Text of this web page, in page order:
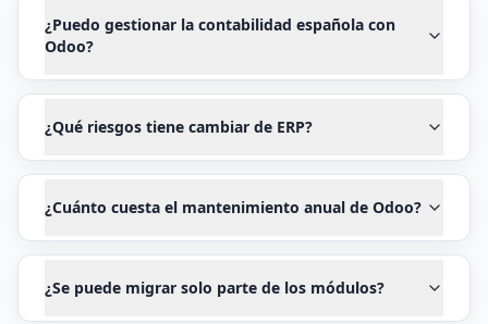
¿Puedo gestionar la contabilidad española con
Odoo?
¿Qué riesgos tiene cambiar de ERP?
¿Cuánto cuesta el mantenimiento anual de Odoo?
¿Se puede migrar solo parte de los módulos?